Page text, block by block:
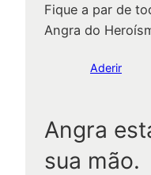
Fique a par de
Angra do
Aderir
Angra
sua mão.